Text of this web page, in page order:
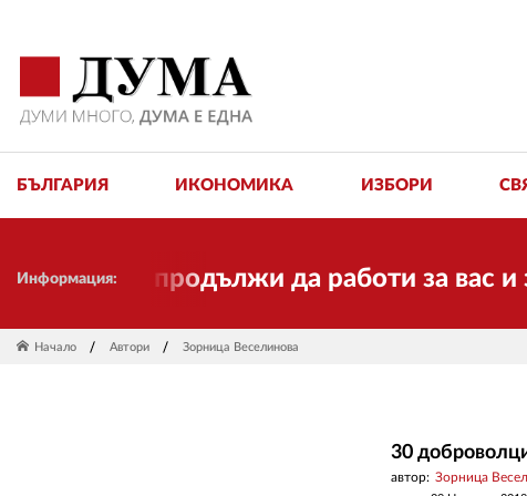
БЪЛГАРИЯ ИКОНОМИКА ИЗБОРИ
Информация: да работи за вас и за
Начало Автори Зорница Веселинова
30
автор: Зорница